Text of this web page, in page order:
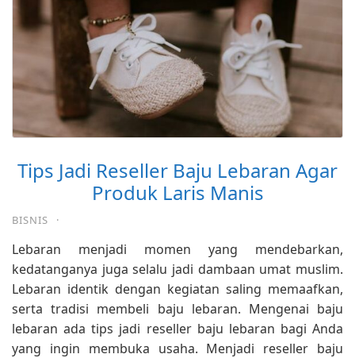
Tips Jadi Reseller Baju Lebaran Agar
Produk Laris Manis
BISNIS ·
Lebaran menjadi momen yang mendebarkan,
kedatanganya juga selalu jadi dambaan umat muslim.
Lebaran identik dengan kegiatan saling memaafkan,
serta tradisi membeli baju lebaran. Mengenai baju
lebaran ada tips jadi reseller baju lebaran bagi Anda
yang ingin membuka usaha. Menjadi reseller baju